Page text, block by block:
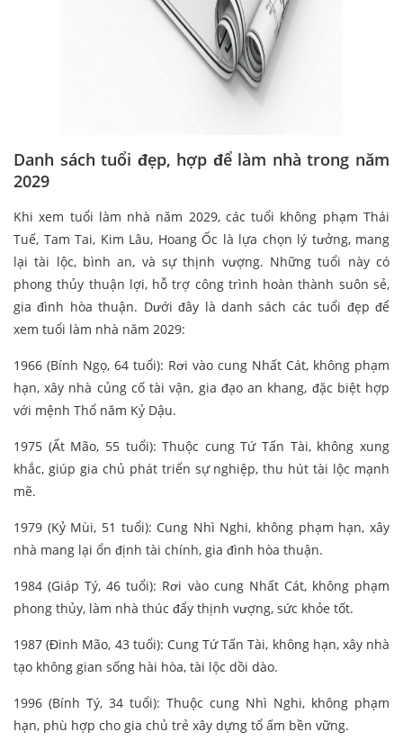
Danh sách tuổi đẹp, hợp để làm nhà trong năm
2029
Khi xem tuổi làm nhà năm 2029, các tuổi không phạm Thái
Tuế, Tam Tai, Kim Lâu, Hoang Ốc là lựa chọn lý tưởng, mang
lại tài lộc, bình an, và sự thịnh vượng. Những tuổi này có
phong thủy thuận lợi, hỗ trợ công trình hoàn thành suôn sẻ,
gia đình hòa thuận. Dưới đây là danh sách các tuổi đẹp để
xem tuổi làm nhà năm 2029:
1966 (Bính Ngọ, 64 tuổi): Rơi vào cung Nhất Cát, không phạm
hạn, xây nhà củng cố tài vận, gia đạo an khang, đặc biệt hợp
với mệnh Thổ năm Kỷ Dậu.
1975 (Ất Mão, 55 tuổi): Thuộc cung Tứ Tấn Tài, không xung
khắc, giúp gia chủ phát triển sự nghiệp, thu hút tài lộc mạnh
mẽ.
1979 (Kỷ Mùi, 51 tuổi): Cung Nhì Nghi, không phạm hạn, xây
nhà mang lại ổn định tài chính, gia đình hòa thuận.
1984 (Giáp Tý, 46 tuổi): Rơi vào cung Nhất Cát, không phạm
phong thủy, làm nhà thúc đẩy thịnh vượng, sức khỏe tốt.
1987 (Đinh Mão, 43 tuổi): Cung Tứ Tấn Tài, không hạn, xây nhà
tạo không gian sống hài hòa, tài lộc dồi dào.
1996 (Bính Tý, 34 tuổi): Thuộc cung Nhì Nghi, không phạm
hạn, phù hợp cho gia chủ trẻ xây dựng tổ ấm bền vững.